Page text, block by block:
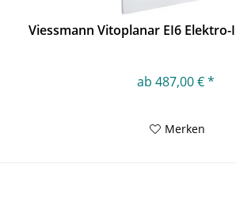
Viessmann Vitoplanar EI6
ab 487,00 € *
Merken